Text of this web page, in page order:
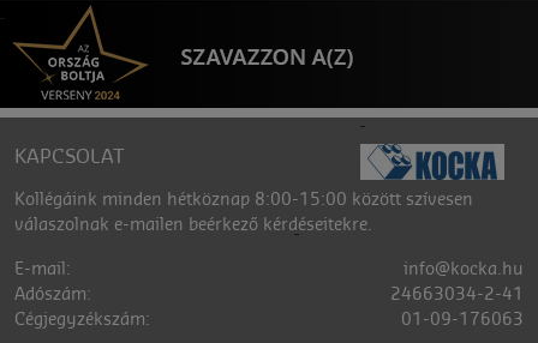
KAPCSOLAT
Kollégáink minden hétköznap 8:00-15:00 között szívesen
válaszolnak e-mailen beérkező kérdéseitekre.
E-mail:
info@kocka.hu
Adószám:
24663034-2-41
Cégjegyzékszám:
01-09-176063